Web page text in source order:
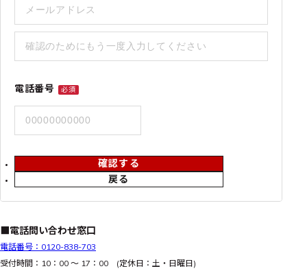
電話番号 必須
戻る
確認する
■電話問い合わせ窓口
電話番号：0120-838-703
受付時間：10：00 ～ 17：00 (定休日：土・日曜日)